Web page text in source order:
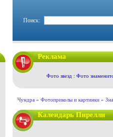
Поиск:
Реклама
Фото звезд : Фото
Чундра » Фотоприколы и картинки »
Календарь Пирелли